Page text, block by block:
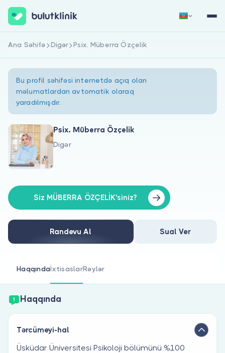
Haqqımızda
Xəstələr üçün
Həkimlər üçün
Qeydiyyat
Ana Səhifə Digər Psix. Müberra Özçelik
Bu profil səhifəsi internetdə açıq olan
məlumatlardan avtomatik olaraq
yaradılmışdır.
Psix. Müberra Özçelik
Digər
Siz MÜBERRA ÖZÇELİK'siniz?
Randevu Al Sual Ver
HaqqındaİxtisaslarRəylər
Haqqında
Tərcümeyi-hal
Üsküdar Üniversitesi Psikoloji bölümünü %100